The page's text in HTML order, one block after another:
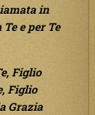
in
e per Te
Figlio
Figlio
Grazia